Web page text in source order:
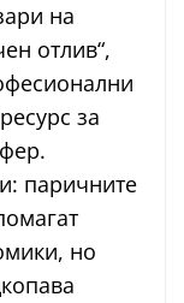
на
отлив“,
за
паричните
но